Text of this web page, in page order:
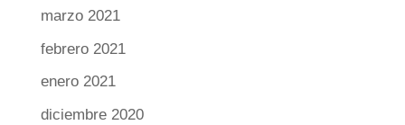
marzo 2021
febrero 2021
enero 2021
diciembre 2020